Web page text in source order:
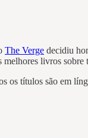
The Verge decidiu
livros sobre
os títulos são em